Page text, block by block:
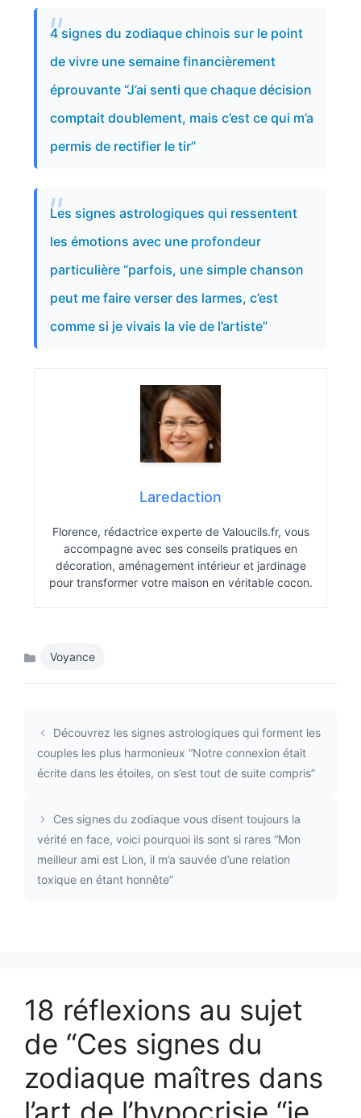
4 signes du zodiaque chinois sur le point
de vivre une semaine financièrement
éprouvante “J’ai senti que chaque décision
comptait doublement, mais c’est ce qui m’a
permis de rectifier le tir”
Les signes astrologiques qui ressentent
les émotions avec une profondeur
particulière “parfois, une simple chanson
peut me faire verser des larmes, c’est
comme si je vivais la vie de l’artiste”
Laredaction
Florence, rédactrice experte de Valoucils.fr, vous
accompagne avec ses conseils pratiques en
décoration, aménagement intérieur et jardinage
pour transformer votre maison en véritable cocon.
Catégories
Voyance
Découvrez les signes astrologiques qui forment les
couples les plus harmonieux “Notre connexion était
écrite dans les étoiles, on s’est tout de suite compris”
Ces signes du zodiaque vous disent toujours la
vérité en face, voici pourquoi ils sont si rares “Mon
meilleur ami est Lion, il m’a sauvée d’une relation
toxique en étant honnête”
18 réflexions au sujet
de “Ces signes du
zodiaque maîtres dans